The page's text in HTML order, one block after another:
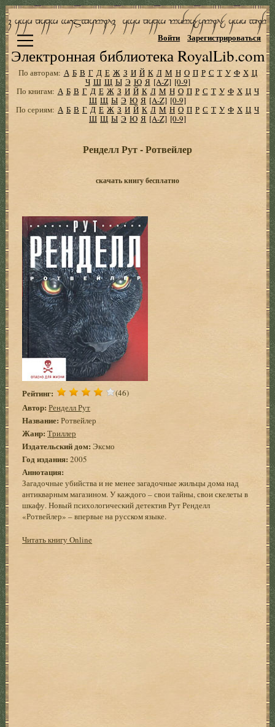
Электронная библиотека RoyalLib.com
Войти Зарегистрироваться
По авторам: А Б В Г Д Е Ж З И Й К Л М Н О П Р С Т У Ф Х Ц
Ч Ш Щ Ы Э Ю Я [A-Z] [0-9]
По книгам: А Б В Г Д Е Ж З И Й К Л М Н О П Р С Т У Ф Х Ц Ч
Ш Щ Ы Э Ю Я [A-Z] [0-9]
По сериям: А Б В Г Д Е Ж З И Й К Л М Н О П Р С Т У Ф Х Ц Ч
Ш Щ Ы Э Ю Я [A-Z] [0-9]
Ренделл Рут - Ротвейлер
скачать книгу бесплатно
Рейтинг: (46)
Автор: Ренделл Рут
Название: Ротвейлер
Жанр: Триллер
Издательский дом: Эксмо
Год издания: 2005
Аннотация:
Загадочные убийства и не менее загадочные жильцы дома над
антикварным магазином. У каждого – свои тайны, свои скелеты в
шкафу. Новый психологический детектив Рут Ренделл
«Ротвейлер» – впервые на русском языке.
Читать книгу Online